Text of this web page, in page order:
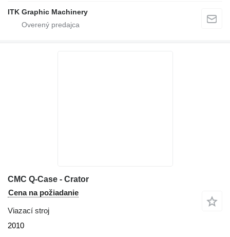
ITK Graphic Machinery
CMC Q-Case - Crator
Cena na požiadanie
Viazací stroj
2010